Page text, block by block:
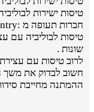
טיסות ישירות
חברות תעופה מ :country.
טיסות לבוליביה עם
שונות .
לרוב טיסות עם עצירת
חשוב לבדוק את משך
ההמתנה מחייבת